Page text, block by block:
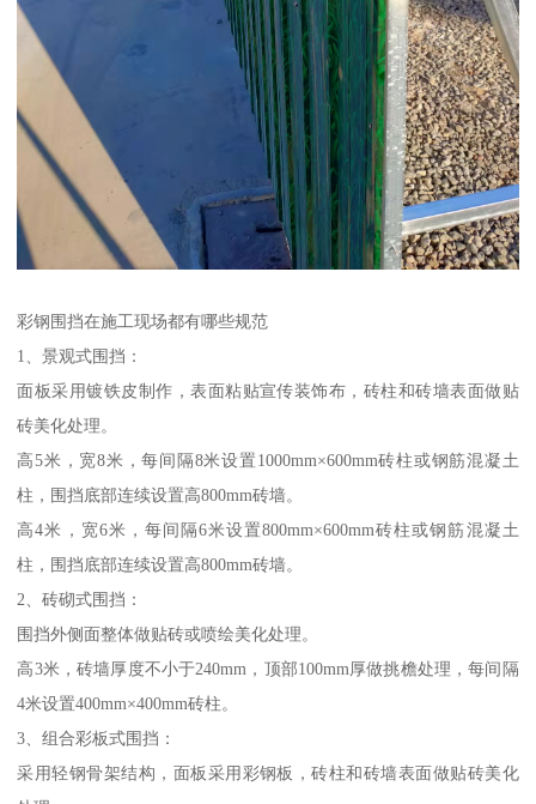
彩钢围挡在施工现场都有哪些规范
1、景观式围挡：
面板采用镀铁皮制作，表面粘贴宣传装饰布，砖柱和砖墙表面做贴
砖美化处理。
高5米，宽8米，每间隔8米设置1000mm×600mm砖柱或钢筋混凝土
柱，围挡底部连续设置高800mm砖墙。
高4米，宽6米，每间隔6米设置800mm×600mm砖柱或钢筋混凝土
柱，围挡底部连续设置高800mm砖墙。
2、砖砌式围挡：
围挡外侧面整体做贴砖或喷绘美化处理。
高3米，砖墙厚度不小于240mm，顶部100mm厚做挑檐处理，每间隔
4米设置400mm×400mm砖柱。
3、组合彩板式围挡：
采用轻钢骨架结构，面板采用彩钢板，砖柱和砖墙表面做贴砖美化